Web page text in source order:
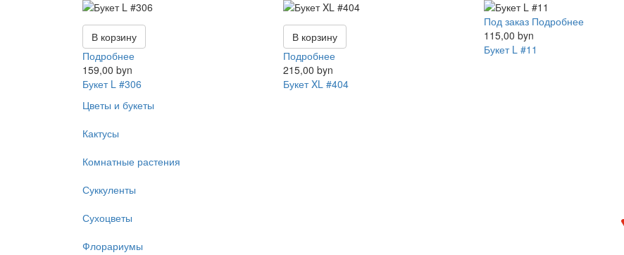
В корзину
Подробнее
159,00 byn
Букет L #306
В корзину
Подробнее
215,00 byn
Букет XL #404
Под заказ Подробнее
115,00 byn
Букет L #11
Цветы и букеты
Кактусы
Комнатные растения
Суккуленты
Сухоцветы
Флорариумы